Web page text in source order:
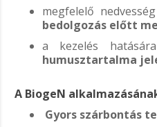
megfelelő
bedolgozás előtt
a kezelés
humusztartalma
A BiogeN
Gyors szárbontás